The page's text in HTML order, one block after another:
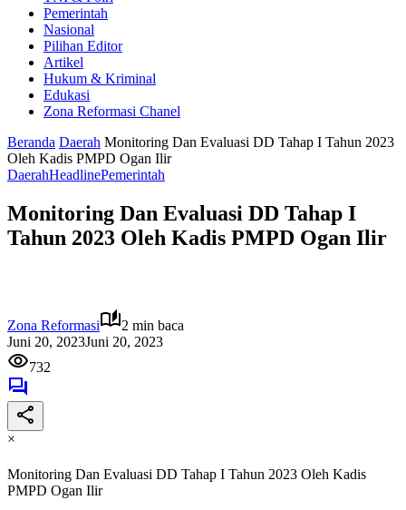
Pemerintah
Nasional
Pilihan Editor
Artikel
Hukum & Kriminal
Edukasi
Zona Reformasi Chanel
Beranda Daerah Monitoring Dan Evaluasi DD Tahap I Tahun 2023
Oleh Kadis PMPD Ogan Ilir
DaerahHeadlinePemerintah
Monitoring Dan Evaluasi DD Tahap I
Tahun 2023 Oleh Kadis PMPD Ogan Ilir
Zona Reformasi
2 min baca
Juni 20, 2023Juni 20, 2023
732
×
Monitoring Dan Evaluasi DD Tahap I Tahun 2023 Oleh Kadis
PMPD Ogan Ilir